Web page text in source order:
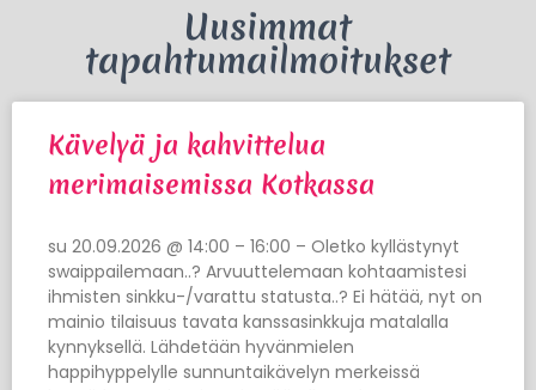
Uusimmat
tapahtumailmoitukset
Kävelyä ja kahvittelua
merimaisemissa Kotkassa
su 20.09.2026 @ 14:00 – 16:00 – Oletko kyllästynyt
swaippailemaan..? Arvuuttelemaan kohtaamistesi
ihmisten sinkku-/varattu statusta..? Ei hätää, nyt on
mainio tilaisuus tavata kanssasinkkuja matalalla
kynnyksellä. Lähdetään hyvänmielen
happihyppelylle sunnuntaikävelyn merkeissä